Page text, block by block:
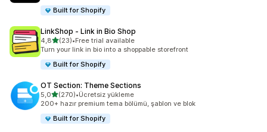
Built for Shopify
LinkShop ‑ Link in Bio Shop
4,85 yıldız üzerinden
(23)
toplam 23 değerlendirme
•Free trial available
Turn your link in bio into a shoppable storefront
Built for Shopify
OT Section: Theme Sections
5,05 yıldız üzerinden
(270)
toplam 270 değerlendirme
•Ücretsiz yükleme
200+ hazır premium tema bölümü, şablon ve blok
Built for Shopify